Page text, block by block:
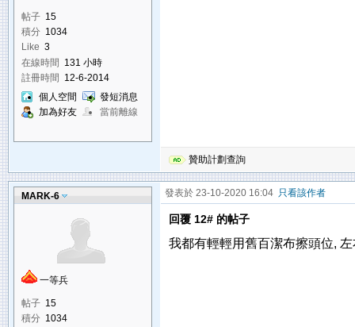
帖子 15
積分 1034
Like 3
在線時間 131 小時
註冊時間 12-6-2014
個人空間
發短消息
加為好友
當前離線
贊助計劃查詢
MARK-6
一等兵
帖子 15
積分 1034
發表於 23-10-2020 16:04 只看該作者
回覆 12# 的帖子
我都有輕輕用舊百潔布擦頭位,